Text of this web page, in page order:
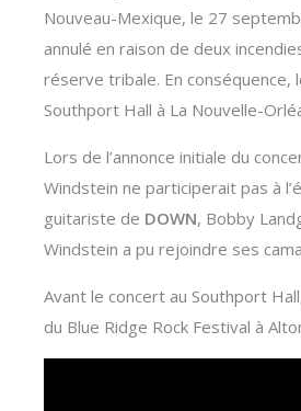
Nouveau-Mexique, le 27
annulé en raison de deux
réserve tribale. En conséquence,
Southport Hall à La Nouvelle-
Lors de l’annonce initiale du
Windstein ne participerait pas à
guitariste de DOWN, Bobby
Windstein a pu rejoindre ses
Avant le concert au Southport
du Blue Ridge Rock Festival à